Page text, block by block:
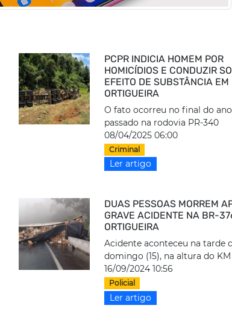
PCPR INDICIA HOMEM POR
HOMICÍDIOS E CONDUZIR
EFEITO DE SUBSTÂNCIA EM
ORTIGUEIRA
O fato ocorreu no final do ano
passado na rodovia PR-340
08/04/2025 06:00
Criminal
Ler artigo
DUAS PESSOAS MORREM
GRAVE ACIDENTE NA BR-
ORTIGUEIRA
Acidente aconteceu na tarde
domingo (15), na altura do
16/09/2024 10:56
Policial
Ler artigo